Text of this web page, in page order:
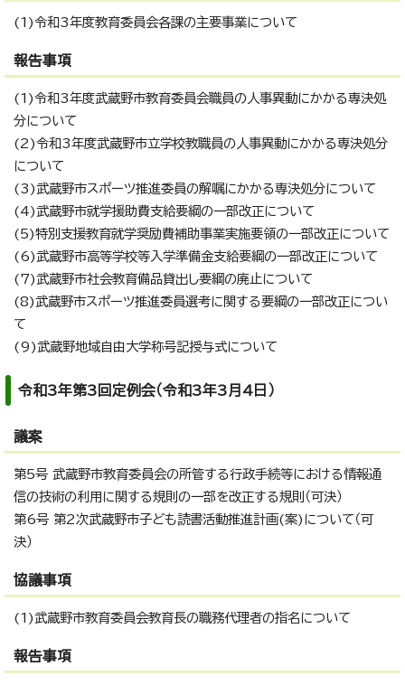
(1)令和3年度教育委員会各課の主要事業について
報告事項
(1)令和3年度武蔵野市教育委員会職員の人事異動にかかる専決処
分について
(2)令和3年度武蔵野市立学校教職員の人事異動にかかる専決処分
について
(3)武蔵野市スポーツ推進委員の解嘱にかかる専決処分について
(4)武蔵野市就学援助費支給要綱の一部改正について
(5)特別支援教育就学奨励費補助事業実施要領の一部改正について
(6)武蔵野市高等学校等入学準備金支給要綱の一部改正について
(7)武蔵野市社会教育備品貸出し要綱の廃止について
(8)武蔵野市スポーツ推進委員選考に関する要綱の一部改正につい
て
(9)武蔵野地域自由大学称号記授与式について
令和3年第3回定例会（令和3年3月4日）
議案
第5号 武蔵野市教育委員会の所管する行政手続等における情報通
信の技術の利用に関する規則の一部を改正する規則（可決）
第6号 第2次武蔵野市子ども読書活動推進計画(案)について（可
決）
協議事項
(1)武蔵野市教育委員会教育長の職務代理者の指名について
報告事項